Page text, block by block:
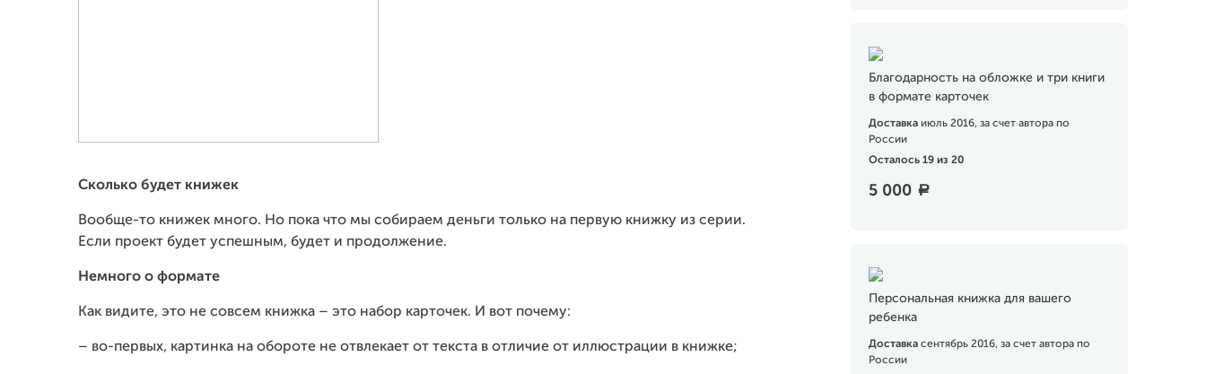
Благодарность на обложке и три книги
в формате карточек
Доставка июль 2016, за счет автора по
России
Осталось 19 из 20
5 000 a
Персональная книжка для вашего
ребенка
Доставка сентябрь 2016, за счет автора по
России
Сколько будет книжек
Вообще-то книжек много. Но пока что мы собираем деньги только на первую книжку из серии.
Если проект будет успешным, будет и продолжение.
Немного о формате
Как видите, это не совсем книжка – это набор карточек. И вот почему:
– во-первых, картинка на обороте не отвлекает от текста в отличие от иллюстрации в книжке;